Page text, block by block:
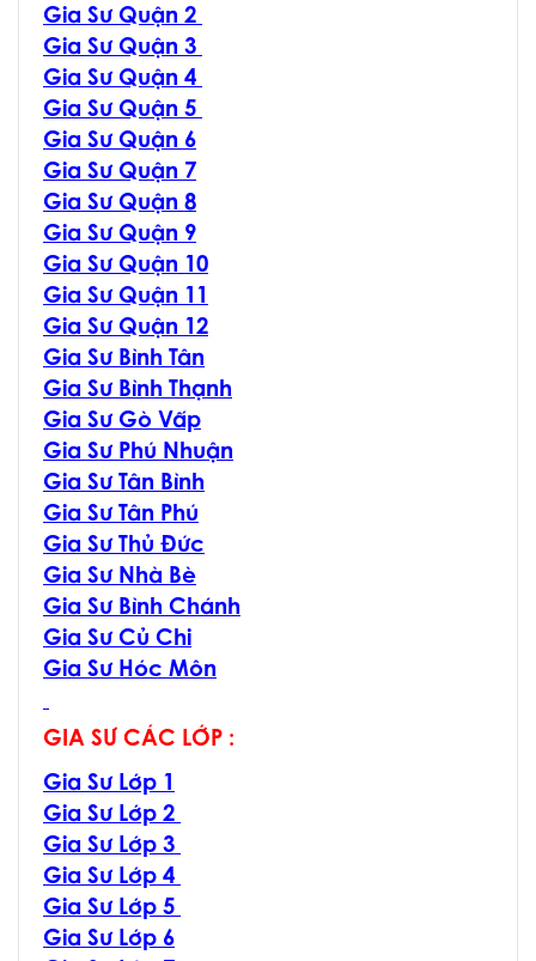
Gia Sư Quận 2
Gia Sư Quận 3
Gia Sư Quận 4
Gia Sư Quận 5
Gia Sư Quận 6
Gia Sư Quận 7
Gia Sư Quận 8
Gia Sư Quận 9
Gia Sư Quận 10
Gia Sư Quận 11
Gia Sư Quận 12
Gia Sư Bình Tân
Gia Sư Bình Thạnh
Gia Sư Gò Vấp
Gia Sư Phú Nhuận
Gia Sư Tân Bình
Gia Sư Tân Phú
Gia Sư Thủ Đức
Gia Sư Nhà Bè
Gia Sư Bình Chánh
Gia Sư Củ Chi
Gia Sư Hóc Môn
GIA SƯ CÁC LỚP :
Gia Sư Lớp 1
Gia Sư Lớp 2
Gia Sư Lớp 3
Gia Sư Lớp 4
Gia Sư Lớp 5
Gia Sư Lớp 6